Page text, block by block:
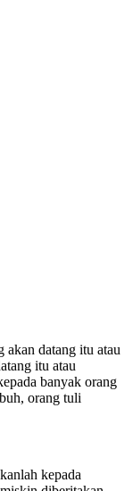
akan datang itu atau
itu atau
banyak orang
orang tuli
kepada